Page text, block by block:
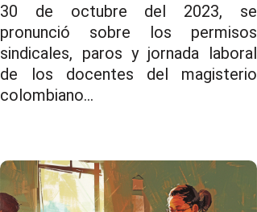
30 de octubre del 2023, se
pronunció sobre los permisos
sindicales, paros y jornada laboral
de los docentes del magisterio
colombiano...